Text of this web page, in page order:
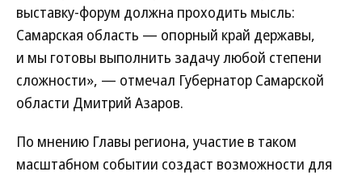
выставку-форум должна проходить мысль:
Самарская область — опорный край державы,
и мы готовы выполнить задачу любой степени
сложности», — отмечал Губернатор Самарской
области Дмитрий Азаров.
По мнению Главы региона, участие в таком
масштабном событии создаст возможности для